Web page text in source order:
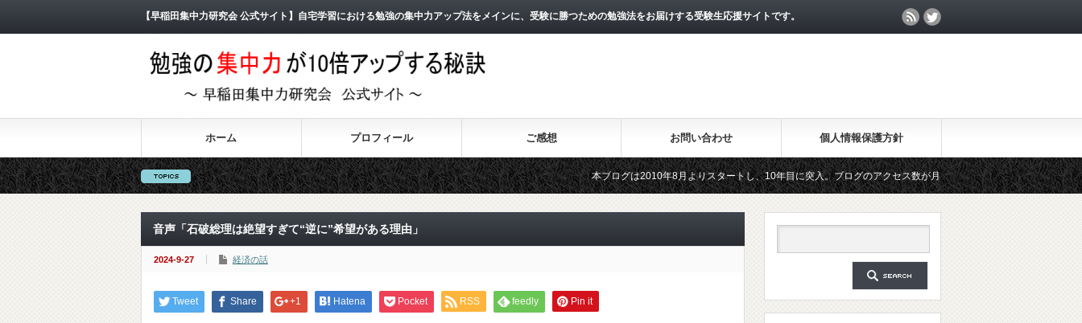
【早稲田集中力研究会 公式サイト】自宅学習における勉強の集中力アップ法をメインに、受験に勝つための勉強法をお届けする受験生応援サイトです。
ホーム プロフィール ご感想 お問い合わせ 個人情報保護方針
本ブログは2010年8月よりスタートし、10年目に突入。ブログのアクセス数が月間25万PV、公開記事数が2000記事を突破しま
2011年3月よりスタートした無料メールマガジン「勉強の集中力が10倍アップする秘訣」は、2018年6月に総読者数が4万人を
音声「石破総理は絶望すぎて“逆に”希望がある理由」
2024-9-27 経済の話
Tweet Share +1 Hatena Pocket RSS feedly Pin it